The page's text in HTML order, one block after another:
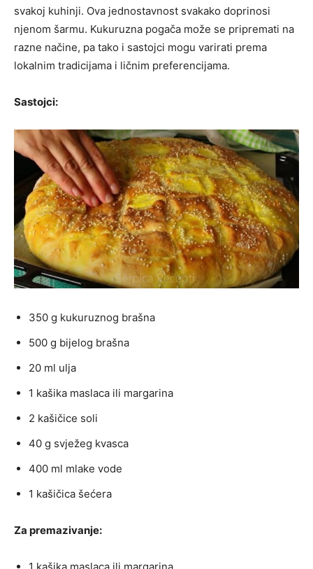
svakoj kuhinji. Ova jednostavnost svakako doprinosi
njenom šarmu. Kukuruzna pogača može se pripremati na
razne načine, pa tako i sastojci mogu varirati prema
lokalnim tradicijama i ličnim preferencijama.
Sastojci:
350 g kukuruznog brašna
500 g bijelog brašna
20 ml ulja
1 kašika maslaca ili margarina
2 kašičice soli
40 g svježeg kvasca
400 ml mlake vode
1 kašičica šećera
Za premazivanje: